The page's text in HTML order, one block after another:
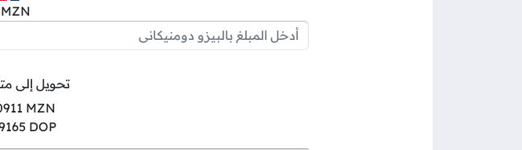
تحويل إلى
MZN
DOP